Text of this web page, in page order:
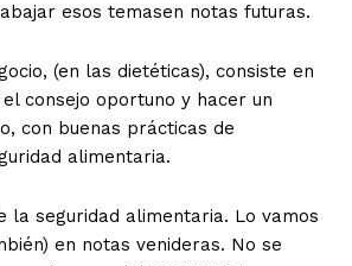
esos temasen notas futuras.
(en las dietéticas), consiste en
consejo oportuno y hacer un
con buenas prácticas de
alimentaria.
la seguridad alimentaria. Lo vamos
en notas venideras. No se